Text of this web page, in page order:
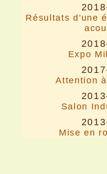
Résultats d'une
Expo
Attention
Salon
Mise en